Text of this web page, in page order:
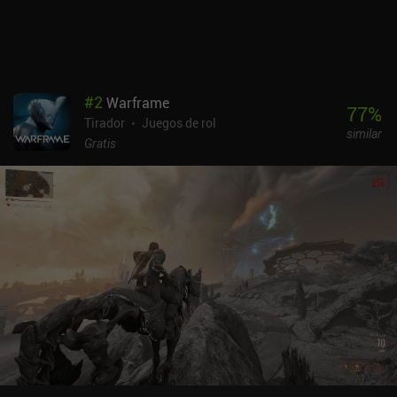
monetización sea totalmente justa. Sin embargo, la probabilidad
de conseguir el cosmético de pago que deseas es baja, por lo que
sugiero no gastar en el juego. Es una recomendación fácil para los
fans de los RPG cooperativos brillantes y un juego al que me veo
jugando durante mucho tiempo si Supercell no estropea la
monetización. Nota: en el momento de escribir este análisis, el
juego aún requiere invitación de un amigo, pero se espera que eso
#2 Warframe
Tirador
Juegos de rol
Gratis
77%
similar